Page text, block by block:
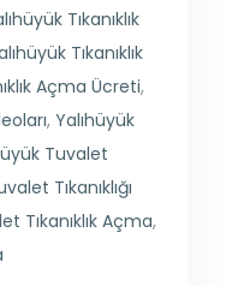
Tıkanıklık
Tıkanıklık
Açma Ücreti,
, Yalıhüyük
Tuvalet
Tıkanıklığı
Tıkanıklık Açma,